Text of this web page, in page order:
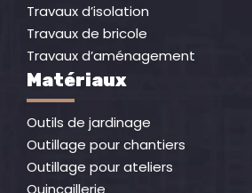
Travaux d’isolation
Travaux de bricole
Travaux d’aménagement
Matériaux
Outils de jardinage
Outillage pour chantiers
Outillage pour ateliers